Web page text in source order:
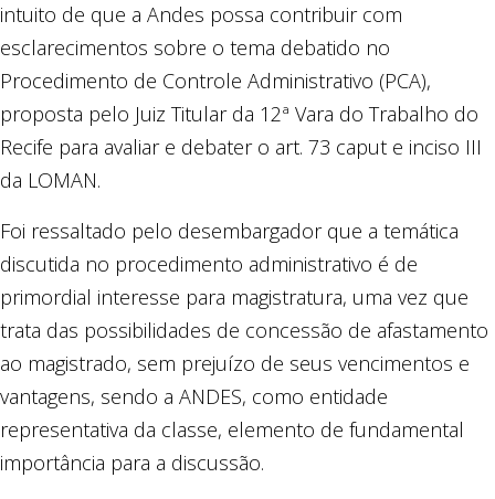
intuito de que a Andes possa contribuir com
esclarecimentos sobre o tema debatido no
Procedimento de Controle Administrativo (PCA),
proposta pelo Juiz Titular da 12ª Vara do Trabalho do
Recife para avaliar e debater o art. 73 caput e inciso III
da LOMAN.
Foi ressaltado pelo desembargador que a temática
discutida no procedimento administrativo é de
primordial interesse para magistratura, uma vez que
trata das possibilidades de concessão de afastamento
ao magistrado, sem prejuízo de seus vencimentos e
vantagens, sendo a ANDES, como entidade
representativa da classe, elemento de fundamental
importância para a discussão.